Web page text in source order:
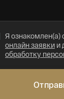
Я ознакомлен(а)
онлайн заявки и
обработку